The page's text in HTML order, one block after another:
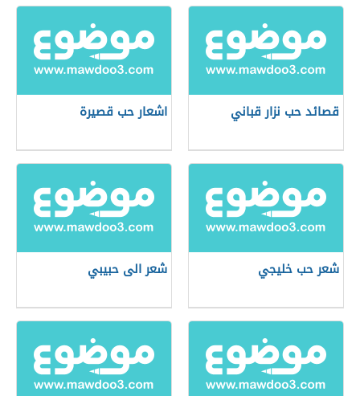
قصائد حب نزار قباني اشعار حب قصيرة
شعر حب خليجي شعر الى حبيبي